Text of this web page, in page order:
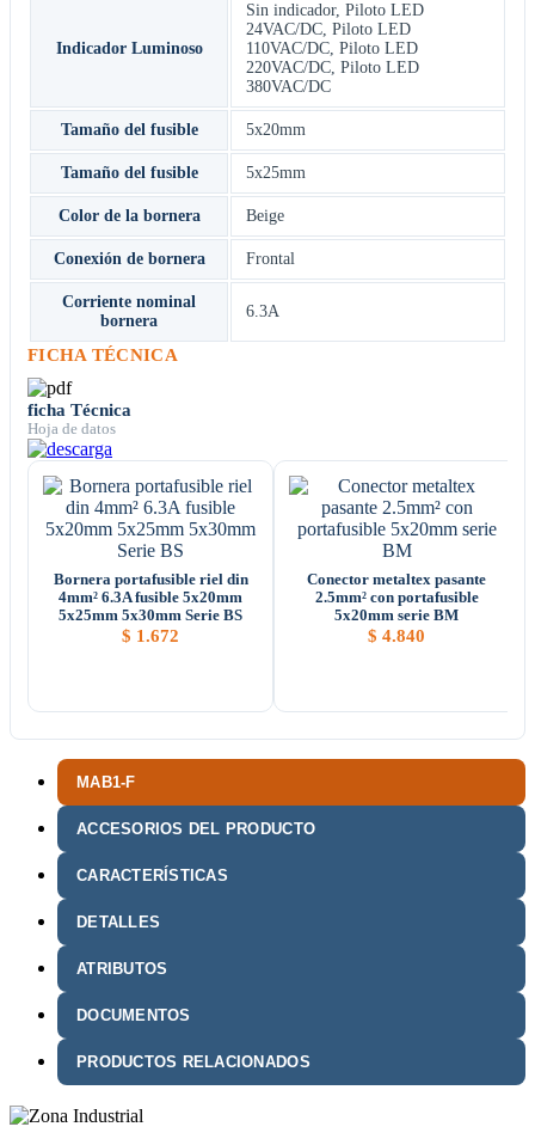
MAB1-F
ACCESORIOS DEL PRODUCTO
CARACTERÍSTICAS
DETALLES
ATRIBUTOS
DOCUMENTOS
PRODUCTOS RELACIONADOS
Indicador Luminoso
Sin indicador, Piloto LED
24VAC/DC, Piloto LED
110VAC/DC, Piloto LED
220VAC/DC, Piloto LED
380VAC/DC
Tamaño del fusible 5x20mm
Tamaño del fusible 5x25mm
Color de la bornera Beige
Conexión de bornera Frontal
Corriente nominal
bornera
6.3A
FICHA TÉCNICA
ficha Técnica
Hoja de datos
Bornera portafusible riel din
4mm² 6.3A fusible 5x20mm
5x25mm 5x30mm Serie BS
$ 1.672
Conector metaltex pasante
2.5mm² con portafusible
5x20mm serie BM
$ 4.840